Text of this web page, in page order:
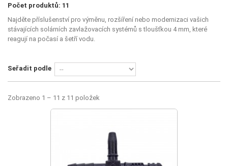
Počet produktů: 11
Najděte příslušenství pro výměnu, rozšíření nebo modernizaci vašich
stávajících solárních zavlažovacích systémů s tloušťkou 4 mm, které
reagují na počasí a šetří vodu.
Seřadit podle
Zobrazeno 1 – 11 z 11 položek